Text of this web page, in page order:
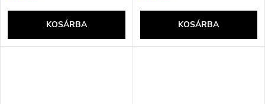
KOSÁRBA KOSÁRBA